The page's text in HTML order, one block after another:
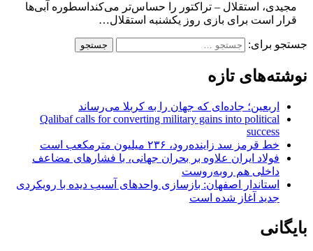
مجیدی، استقلال – تراکتور را حساس‌تر می‌کنداسطوره آبی‌ها
قرار است برای بازی روز یکشنبه استقلال…
جستجو برای:
نوشته‌های تازه
اربعین؛ جاده‌ای که جهان را به کربلا می‌رساند
Qalibaf calls for converting military gains into political
success
خط قرمز سد زاینده‌رود، ۲۳۶ میلیون مترمکعب است
فولاد ایران علاوه بر بحران جهانی، با فشارهای مضاعف
داخلی هم روبه‌روست
استاندار اصفهان: بازسازی واحدهای آسیب دیده با رویکردی
جدید آغاز شده است
بایگانی